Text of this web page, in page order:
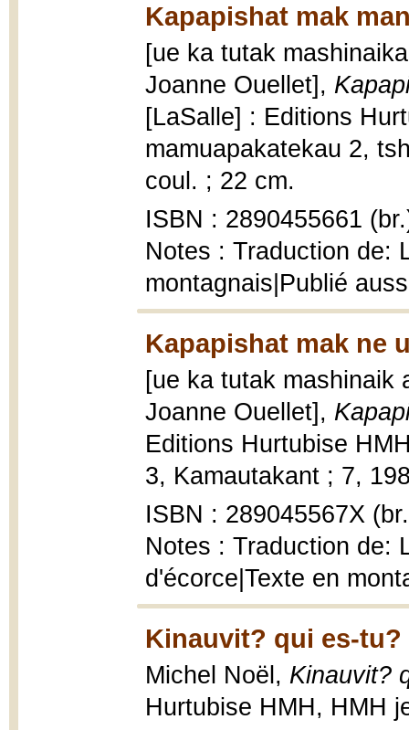
Kapapishat mak
[ue ka tutak
Joanne Ouellet],
[LaSalle] : Editions
mamuapakatekau 2,
coul. ; 22 cm.
ISBN : 2890455661
Notes : Traduction de:
montagnais|Publié
Kapapishat mak ne
[ue ka tutak mashinaik
Joanne Ouellet],
Editions Hurtubise
3, Kamautakant ; 7,
ISBN : 289045567X
Notes : Traduction de:
d'écorce|Texte en
Kinauvit? qui es-tu?
Michel Noël, Kinauvit?
Hurtubise HMH, HMH